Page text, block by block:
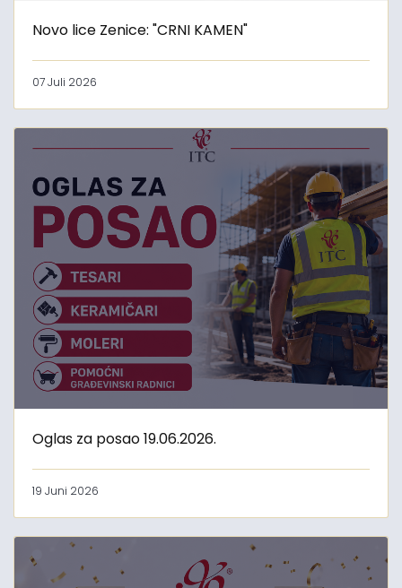
Novo lice Zenice: "CRNI KAMEN"
07 Juli 2026
Oglas za posao 19.06.2026.
19 Juni 2026